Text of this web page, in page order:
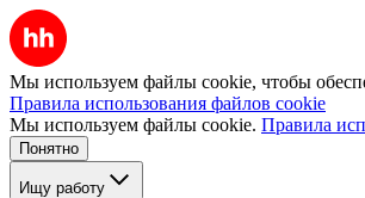
Мы используем файлы cookie, чтобы
Правила использования файлов cookie
Мы используем файлы cookie. Правила
Понятно
Ищу работу